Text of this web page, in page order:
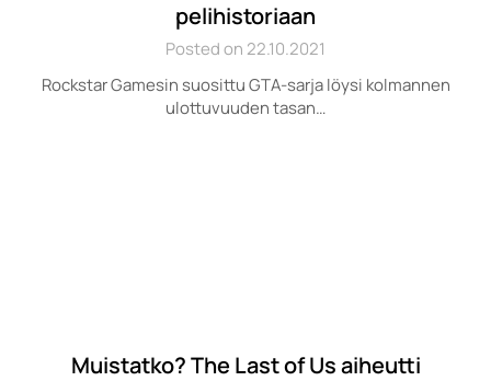
pelihistoriaan
Posted on 22.10.2021
Rockstar Gamesin suosittu GTA-sarja löysi kolmannen
ulottuvuuden tasan…
Muistatko? The Last of Us aiheutti